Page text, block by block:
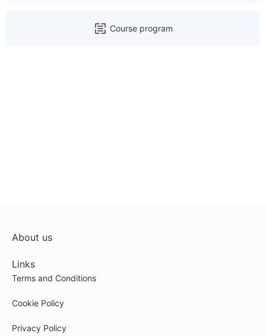
Course program
About us
Links
Terms and Conditions
Cookie Policy
Privacy Policy